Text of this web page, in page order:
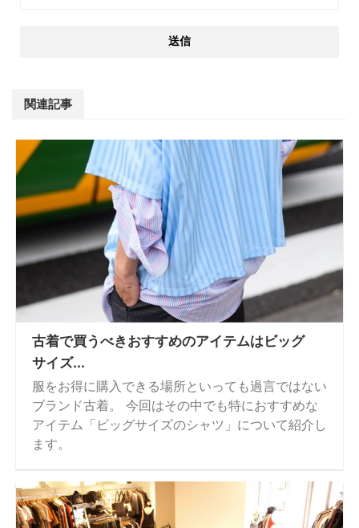
関連記事
古着で買うべきおすすめのアイテムはビッグ
サイズ...
服をお得に購入できる場所といっても過言ではない
ブランド古着。 今回はその中でも特におすすめな
アイテム「ビッグサイズのシャツ」について紹介し
ます。